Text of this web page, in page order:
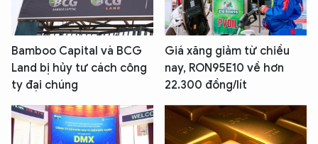
Bamboo Capital và BCG
Land bị hủy tư cách công
ty đại chúng
Giá xăng giảm từ chiều
nay, RON95E10 về hơn
22.300 đồng/lít